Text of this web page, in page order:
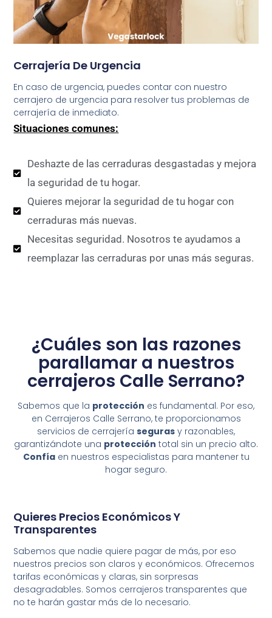
Cerrajería De Urgencia
En caso de urgencia, puedes contar con nuestro
cerrajero de urgencia para resolver tus problemas de
cerrajería de inmediato.
Situaciones comunes:
Deshazte de las cerraduras desgastadas y mejora
la seguridad de tu hogar.
Quieres mejorar la seguridad de tu hogar con
cerraduras más nuevas.
Necesitas seguridad. Nosotros te ayudamos a
reemplazar las cerraduras por unas más seguras.
¿Cuáles son las razones
parallamar a nuestros
cerrajeros Calle Serrano?
Sabemos que la protección es fundamental. Por eso,
en Cerrajeros Calle Serrano, te proporcionamos
servicios de cerrajería seguras y razonables,
garantizándote una protección total sin un precio alto.
Confíaen nuestros especialistas para mantener tu
hogar seguro.
Quieres Precios Económicos Y
Transparentes
Sabemos que nadie quiere pagar de más, por eso
nuestros precios son claros y económicos. Ofrecemos
tarifas económicas y claras, sin sorpresas
desagradables. Somos cerrajeros transparentes que
no te harán gastar más de lo necesario.